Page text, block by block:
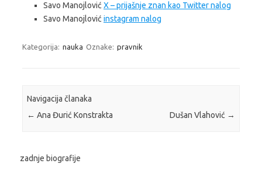
Savo Manojlović X – prijašnje znan kao Twitter nalog
Savo Manojlović instagram nalog
Kategorija: nauka Oznake: pravnik
Navigacija članaka
← Ana Đurić Konstrakta Dušan Vlahović →
zadnje biografije